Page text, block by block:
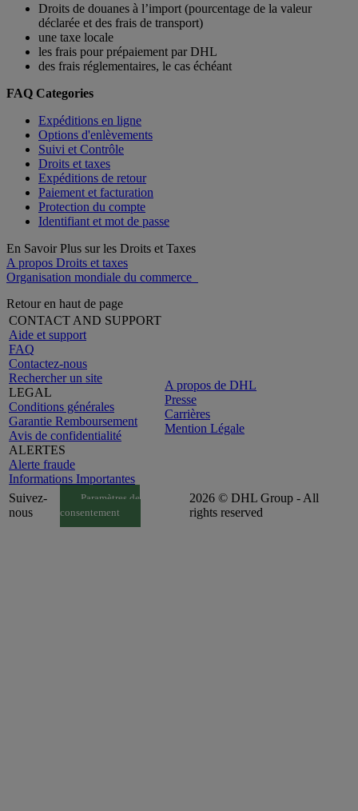
Droits de douanes à l’import (pourcentage de la valeur
déclarée et des frais de transport)
une taxe locale
les frais pour prépaiement par DHL
des frais réglementaires, le cas échéant
FAQ Categories
Expéditions en ligne
Options d'enlèvements
Suivi et Contrôle
Droits et taxes
Expéditions de retour
Paiement et facturation
Protection du compte
Identifiant et mot de passe
En Savoir Plus sur les Droits et Taxes
A propos Droits et taxes
Organisation mondiale du commerce
Retour en haut de page
CONTACT AND SUPPORT
Aide et support
FAQ
Contactez-nous
Rechercher un site
LEGAL
Conditions générales
Garantie Remboursement
Avis de confidentialité
ALERTES
Alerte fraude
Informations Importantes
A propos de DHL
Presse
Carrières
Mention Légale
Suivez-
nous
Paramètres de
consentement
2026 © DHL Group - All
rights reserved